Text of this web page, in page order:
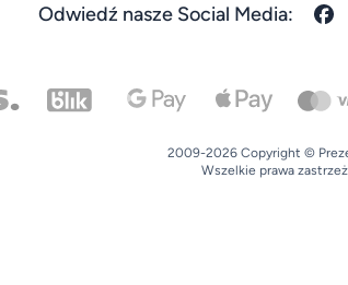
Odwiedź nasze Social Media:
2009-2026 Copyright ©
Wszelkie prawa